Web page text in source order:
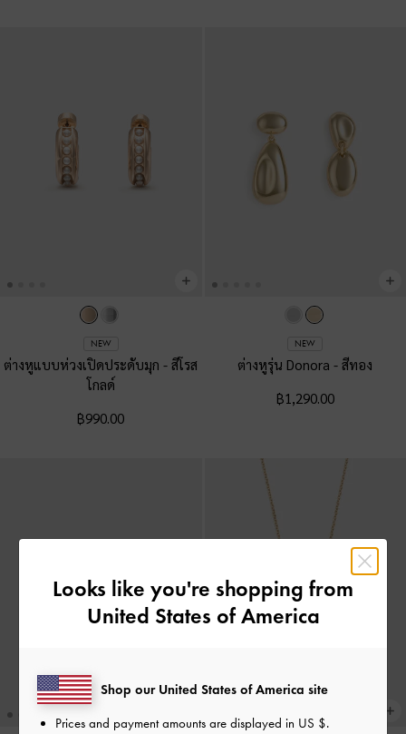
NEW
ต่างหูแบบห่วงเปิดประดับมุก-สีโรส
โกลด์
฿990.00
NEW
ต่างหูรุ่น Donora-สีทอง
฿1,290.00
Looks like you're shopping from
United States of America
Shop our United States of America site
Prices and payment amounts are displayed in US $.